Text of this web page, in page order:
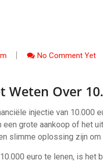
No Comment Yet
Weten Over
injectie van 10.000
een grote aankoop of het
slimme oplossing zijn
euro te lenen, is